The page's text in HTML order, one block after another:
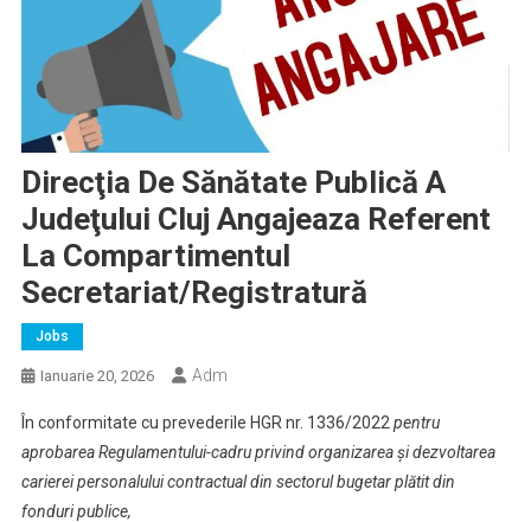
Direcţia De Sănătate Publică A
Judeţului Cluj Angajeaza Referent
La Compartimentul
Secretariat/Registratură
Jobs
Ianuarie 20, 2026 Adm
În conformitate cu prevederile HGR nr. 1336/2022 pentru
aprobarea Regulamentului-cadru privind organizarea şi dezvoltarea
carierei personalului contractual din sectorul bugetar plătit din
fonduri publice,